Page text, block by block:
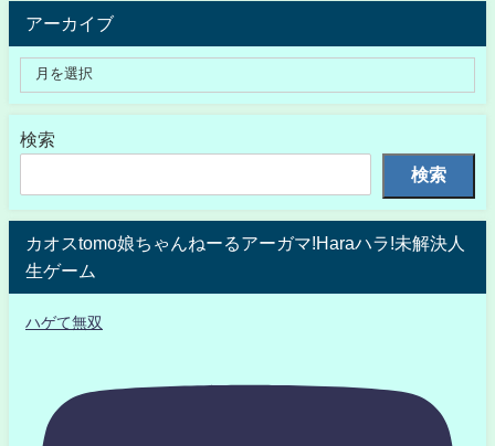
アーカイブ
検索
検索
カオスtomo娘ちゃんねーるアーガマ!Haraハラ!未解決人
生ゲーム
ハゲて無双